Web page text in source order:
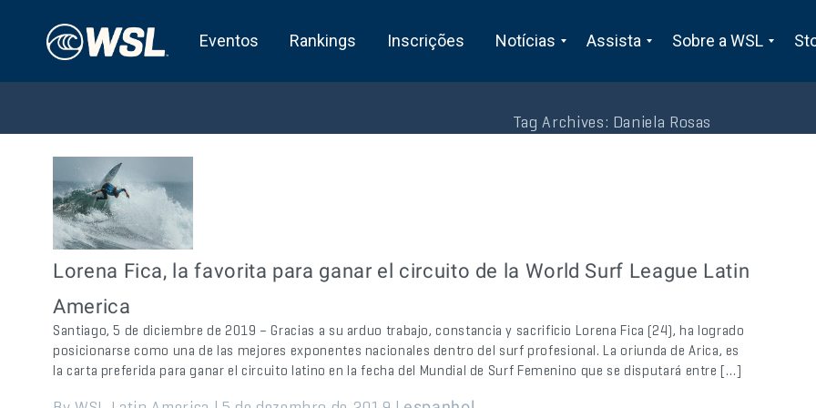
Eventos Rankings Inscrições Notícias Assista Sobre a WSL
Tag Archives: Daniela Rosas
Lorena Fica, la favorita para ganar el circuito de la World Surf League Latin
America
Santiago, 5 de diciembre de 2019 – Gracias a su arduo trabajo, constancia y sacrificio Lorena Fica (24), ha logrado
posicionarse como una de las mejores exponentes nacionales dentro del surf profesional. La oriunda de Arica, es
la carta preferida para ganar el circuito latino en la fecha del Mundial de Surf Femenino que se disputará entre […]